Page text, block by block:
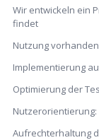
Wir entwickeln ein
findet
Nutzung
Implementierung
Optimierung der
Aufrechterhaltung